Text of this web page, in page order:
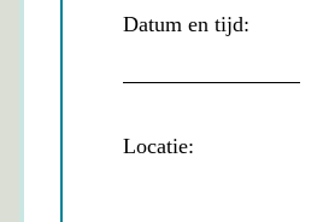
Datum en tijd:
Locatie: